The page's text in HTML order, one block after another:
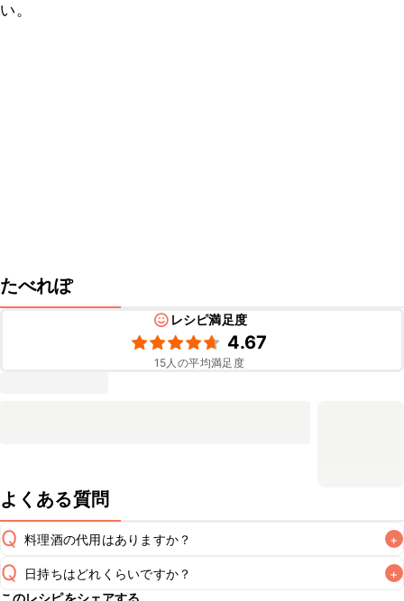
い。
たべれぽ
レシピ満足度
4.67
15人の平均満足度
よくある質問
Q 料理酒の代用はありますか？ +
A
Q 日持ちはどれくらいですか？
+
このレシピをシェアする